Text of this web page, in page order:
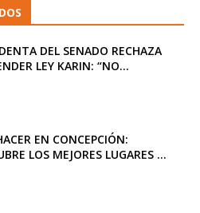
DEL SENADO RECHAZA
LEY KARIN: “NO...
EN CONCEPCIÓN:
LOS MEJORES LUGARES ...